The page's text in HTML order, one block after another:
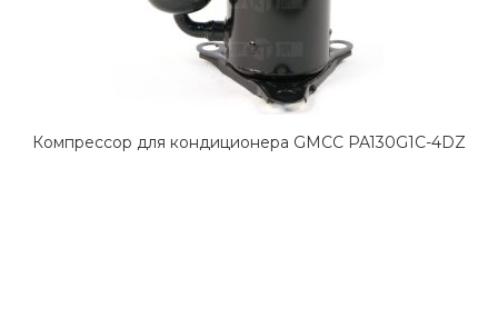
Компрессор для кондиционера GMCC PA130G1C-4DZ